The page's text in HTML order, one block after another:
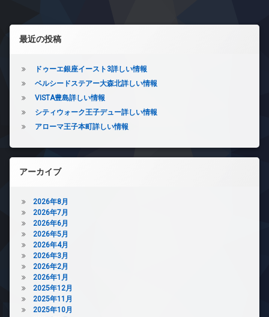
防
メ
ラ
駐
場
造
各
ミ
置
き
ボ
ッ
ク
ス
楽
器
可
防
犯
カ
ム
イ
き
場
フ
ッ
ト
ネ
免
震
構
造
内
廊
下
ュ
ザ
ー
ズ
バ
ク
置
き
ッ
ト
可
ラ
ウ
ン
ジ
免
震
構
タ
オ
ト
ロ
ッ
ザ
イ
ナ
バ
イ
ク
置
き
場
免
震
構
造
ー
ョ
ン
左サイドバー
最近の投稿
ドゥーエ銀座イースト3詳しい情報
ベルシードステアー大森北詳しい情報
VISTA豊島詳しい情報
シティウォーク王子デュー詳しい情報
アローマ王子本町詳しい情報
アーカイブ
2026年8月
2026年7月
2026年6月
2026年5月
2026年4月
2026年3月
2026年2月
2026年1月
2025年12月
2025年11月
2025年10月